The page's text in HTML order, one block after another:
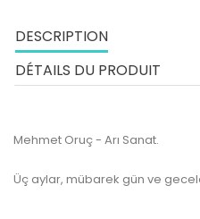
DESCRIPTION
DÉTAILS DU PRODUIT
Mehmet Oruç - Arı Sanat.
Üç aylar, mübarek gün ve